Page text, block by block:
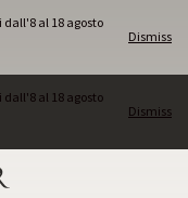
al 18 agosto
Dismiss
al 18 agosto
Dismiss